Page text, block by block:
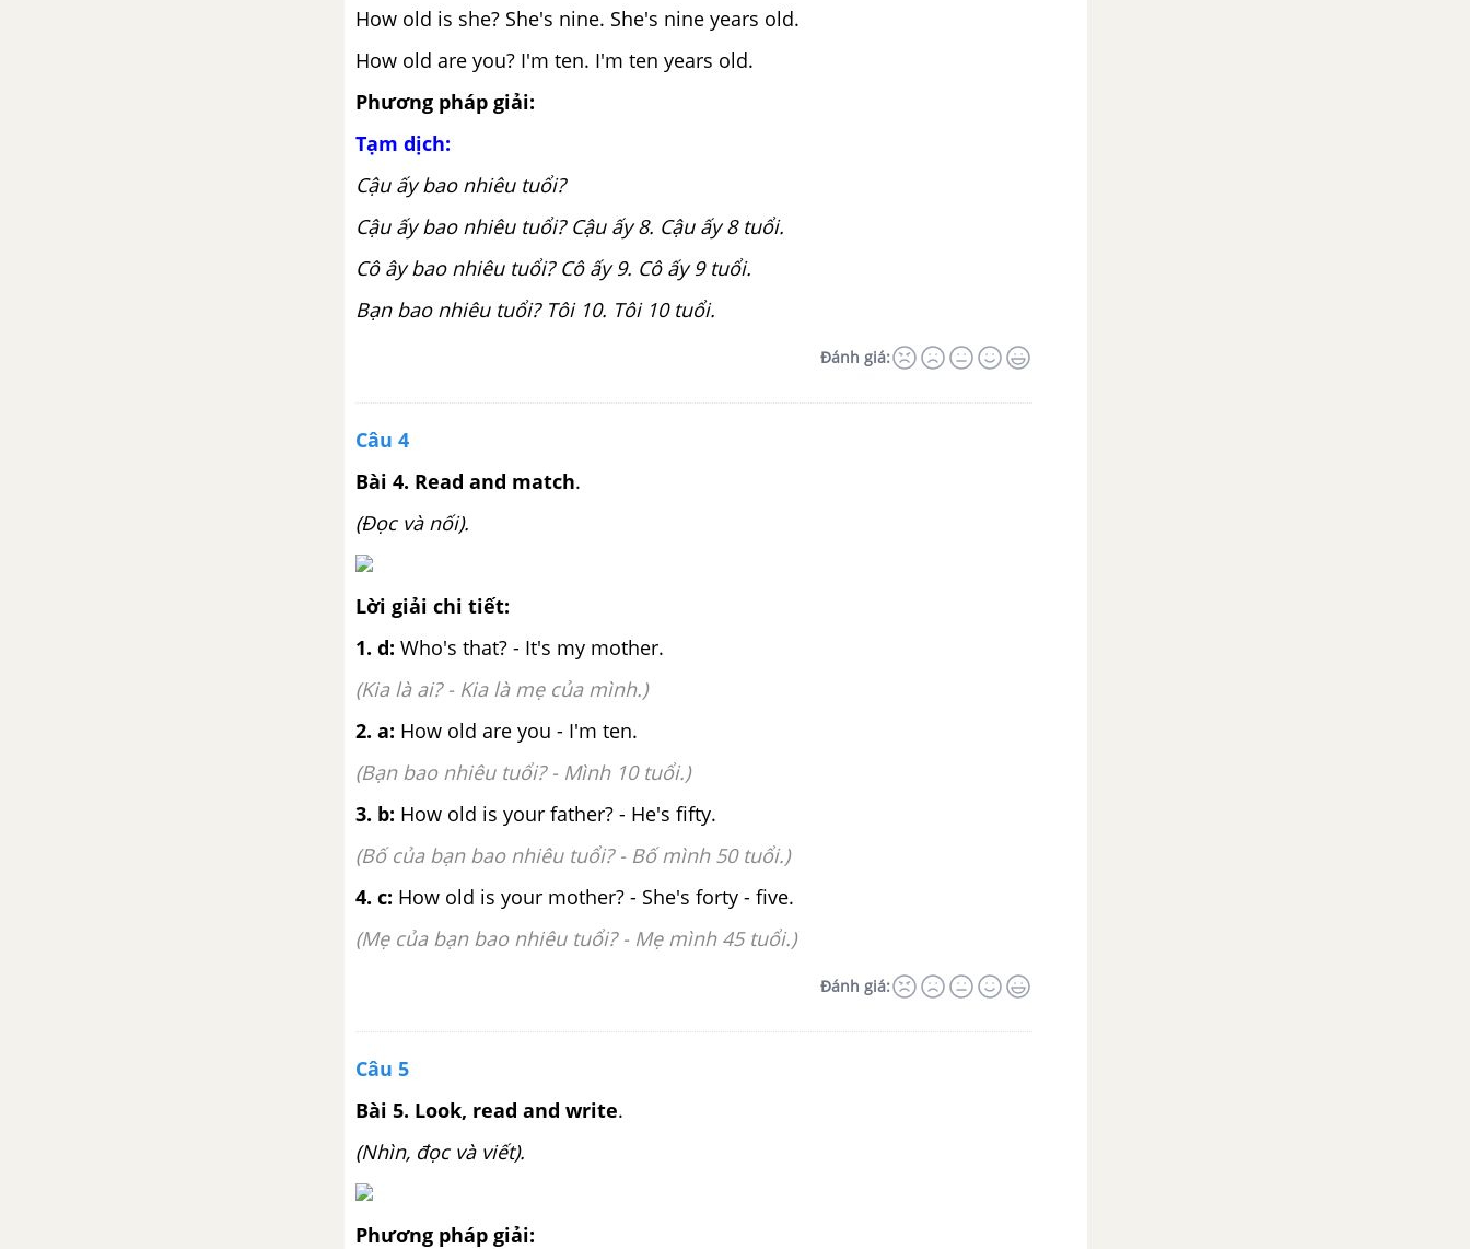
How old is she? She's nine. She's nine years old.
How old are you? I'm ten. I'm ten years old.
Phương pháp giải:
Tạm dịch:
Cậu ấy bao nhiêu tuổi?
Cậu ấy bao nhiêu tuổi? Cậu ấy 8. Cậu ấy 8 tuổi.
Cô ây bao nhiêu tuổi? Cô ấy 9. Cô ấy 9 tuổi.
Bạn bao nhiêu tuổi? Tôi 10. Tôi 10 tuổi.
Đánh giá:
Câu 4
Bài 4. Read and match.
(Đọc và nối).
Lời giải chi tiết:
1. d: Who's that? - It's my mother.
(Kia là ai? - Kia là mẹ của mình.)
2. a: How old are you - I'm ten.
(Bạn bao nhiêu tuổi? - Mình 10 tuổi.)
3. b: How old is your father? - He's fifty.
(Bố của bạn bao nhiêu tuổi? - Bố mình 50 tuổi.)
4. c: How old is your mother? - She's forty - five.
(Mẹ của bạn bao nhiêu tuổi? - Mẹ mình 45 tuổi.)
Đánh giá:
Câu 5
Bài 5. Look, read and write.
(Nhìn, đọc và viết).
Phương pháp giải: